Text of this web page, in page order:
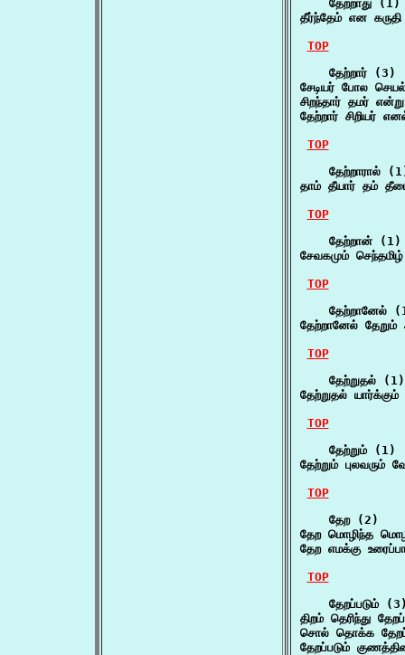
    தேற்றாது (1)
தீர்ந்தேம் என
TOP
    தேற்றார் (3)
சேடியர் போல
சிறந்தார் தமர்
தேற்றார் சிறியர்
TOP
தேற்றாரால்
தாம் தீயார் தம்
TOP
    தேற்றான் (1)
சேவகமும்
TOP
தேற்றானேல்
தேற்றானேல்
TOP
    தேற்றுதல் (1)
தேற்றுதல்
TOP
    தேற்றும் (1)
தேற்றும் புலவரும்
TOP
    தேற (2)
தேற மொழிந்த
தேற எமக்கு
TOP
தேறப்படும்
திறம் தெரிந்து
சொல் தொக்க
தேறப்படும்